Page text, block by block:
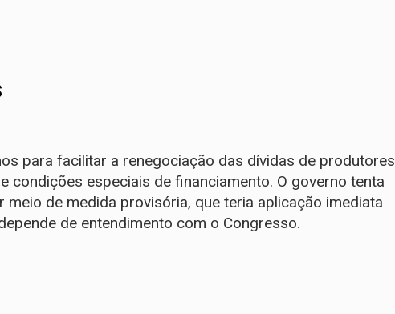
para facilitar a renegociação das dívidas de produtores
condições especiais de financiamento. O governo tenta
meio de medida provisória, que teria aplicação imediata
de entendimento com o Congresso.